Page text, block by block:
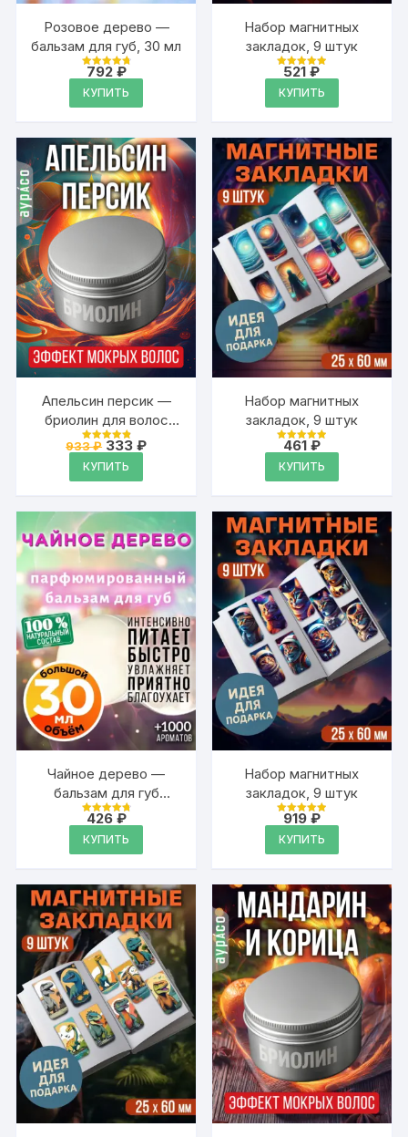
Розовое дерево —
бальзам для губ, 30 мл
Оценка
из 5
792 ₽
КУПИТЬ
Набор магнитных
закладок, 9 штук
Оценка
из 5
521₽
КУПИТЬ
Апельсин персик —
бриолин для волос
Аурасо средней
фиксации
Оценка
из 5
933₽Первоначальная
цена
составляла
933 ₽.
333₽Текущая
КУПИТЬ
Набор магнитных
закладок, 9 штук
Оценка
из 5
461 ₽
КУПИТЬ
Чайное дерево —
бальзам для губ
Аурасо, 30 мл
Оценка
из 5
426 ₽
КУПИТЬ
Набор магнитных
закладок, 9 штук
Оценка
из 5
919 ₽
КУПИТЬ